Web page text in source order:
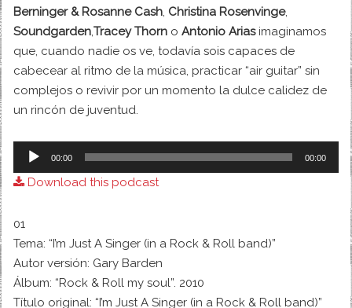
Berninger & Rosanne Cash, Christina Rosenvinge,
Soundgarden,Tracey Thorn o Antonio Ariasimaginamos
que, cuando nadie os ve, todavía sois capaces de
cabecear al ritmo de la música, practicar “air guitar” sin
complejos o revivir por un momento la dulce calidez de
un rincón de juventud.
Audio
Player
00:00 00:00
Download this podcast
01
Tema: “I’m Just A Singer (in a Rock & Roll band)”
Autor versión: Gary Barden
Álbum: “Rock & Roll my soul”. 2010
Título original: “I’m Just A Singer (in a Rock & Roll band)”